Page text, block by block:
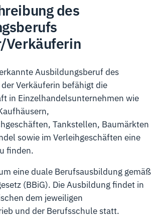
des
Verkäuferin
Ausbildungsberuf des
Verkäuferin befähigt die
in Einzelhandelsunternehmen wie
Tankstellen, Baumärkten
sowie im Verleihgeschäften eine
finden.
eine duale Berufsausbildung gemäß
(BBiG). Die Ausbildung findet in
dem jeweiligen
und der Berufsschule statt.